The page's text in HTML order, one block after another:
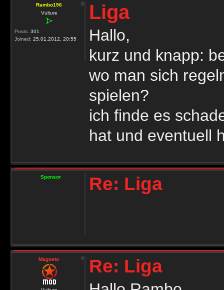
Rambo196
Vulture
Posts: 301
Joined: 25.01.2012, 20:55
Liga
Hallo,
kurz und knapp:
wo man sich
spielen?
ich finde es
hat und eventuell
Sponsor Re: Liga
Magneto Re: Liga